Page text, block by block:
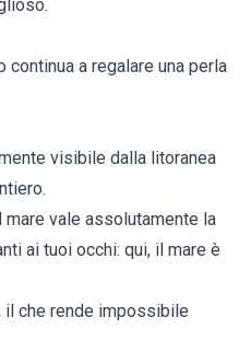
continua a regalare una perla
visibile dalla litoranea
vale assolutamente la
ai tuoi occhi: qui, il mare è
che rende impossibile